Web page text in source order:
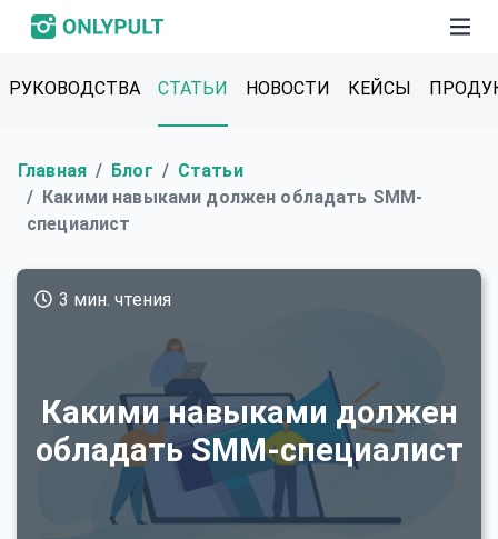
РУКОВОДСТВА СТАТЬИ НОВОСТИ КЕЙСЫ
Главная Блог
Статьи
Какими навыками должен обладать SMM-
специалист
Какими навыками должен
обладать SMM-специалист
3 мин. чтения